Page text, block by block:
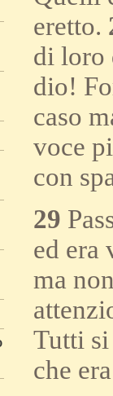
eretto.
di loro
dio!
caso
voce
con
29
ed era
ma
Tutti
che